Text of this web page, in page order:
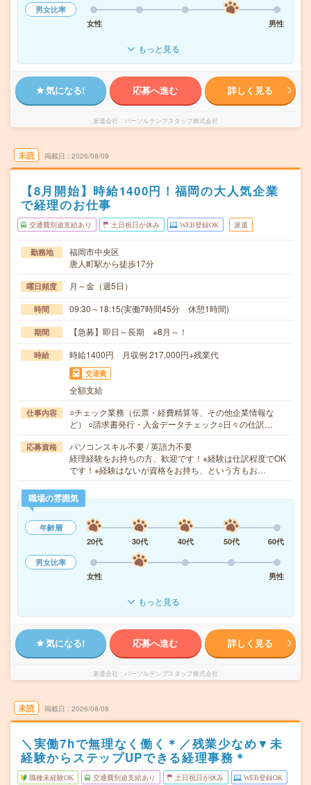
男女比率
女性
男性
もっと見る
気になる! 応募へ進む 詳しく見る
派遣会社 パーソルテンプスタッフ株式会社
未読 掲載日 2026/08/09
【8月開始】時給1400円！福岡の大人気企業
で経理のお仕事
交通費別途支給あり 土日祝日が休み WEB登録OK 派遣
勤務地
福岡市中央区
唐人町駅から徒歩17分
曜日頻度 月～金（週5日）
時間 09:30～18:15(実働7時間45分 休憩1時間)
期間 【急募】即日～長期 ※8月～！
時給 時給1400円 月収例 217,000円+残業代
交通費
全額支給
仕事内容
○チェック業務（伝票・経費精算等、その他企業情報な
ど） ○請求書発行・入金データチェック○日々の仕訳…
応募資格
パソコンスキル不要 / 英語力不要
経理経験をお持ちの方、歓迎です！※経験は仕訳程度でOK
です！※経験はないが資格をお持ち、という方もお…
職場の雰囲気
年齢層
20代
30代 40代 50代
60代
男女比率
女性
男性
もっと見る
気になる! 応募へ進む 詳しく見る
派遣会社 パーソルテンプスタッフ株式会社
未読 掲載日 2026/08/09
＼実働7hで無理なく働く＊／残業少なめ▼未
経験からステップUPできる経理事務＊
職種未経験OK 交通費別途支給あり 土日祝日が休み WEB登録OK